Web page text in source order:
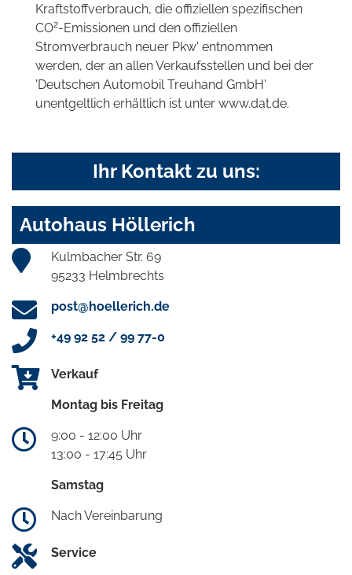
Kraftstoffverbrauch, die offiziellen spezifischen
CO2-Emissionen und den offiziellen
Stromverbrauch neuer Pkw' entnommen
werden, der an allen Verkaufsstellen und bei der
'Deutschen Automobil Treuhand GmbH'
unentgeltlich erhältlich ist unter www.dat.de.
Ihr Kontakt zu uns:
Autohaus Höllerich
Kulmbacher Str. 69
95233 Helmbrechts
post@hoellerich.de
+49 92 52 / 99 77-0
Verkauf
Montag bis Freitag
9:00 - 12:00 Uhr
13:00 - 17:45 Uhr
Samstag
Nach Vereinbarung
Service